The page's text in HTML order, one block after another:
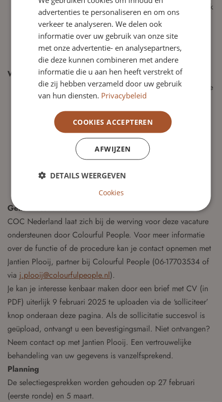
Een netwerk binnen maatschappelijke organisaties, politiek
en/of fondsenwerving;
Inzicht in de dynamiek van vrijwilligersorganisaties;
Een stevige persoonlijkheid met verbindende kwaliteiten,
die niet terugschrikt van weerstand.
Wat bieden wij?
Een dynamische omgeving waarin je een maatschappelijke
impact kunt hebben en je persoonlijke en professionele
horizon kunt verbreden.
Een rol waarin je strategisch bijdraagt aan lhbti+-
emancipatie, zowel nationaal als internationaal.
De mogelijkheid om je netwerk uit te breiden en een
Een vrijwilligersfunctie met onkostenvergoeding en veel
ruimte voor persoonlijke groei.
Geïnteresseerd?
COC Nederland laat zich bij de werving voor deze vacature
ondersteunen door Colourful People. Voor meer informatie
over de functie of de procedure kan je contact opnemen met
Jantien Plooij, partner bij Colourful People (06-17703534 of
via j.plooij@colourfulpeople.nl).
Je kan je interesse kenbaar maken door een brief met CV (in
PDF) uiterlijk 9 februari 2025 te uploaden via de ‘solliciteer’
knop onderaan deze pagina. Als de sollicitatie succesvol is
geüpload, ontvangt u een bevestigingsmail. Niet ontvangen?
Neem contact op met Jantien Plooij. Een vertrouwelijke
behandeling van uw gegevens is vanzelfsprekend.
Planning
De selectiegesprekken worden gehouden op 27 februari
(eerste ronde) en 5 maart.
advertenties te personaliseren en om ons
verkeer te analyseren. We delen ook
informatie over uw gebruik van onze site
met onze advertentie- en analysepartners,
die deze kunnen combineren met andere
informatie die u aan hen heeft verstrekt of
die zij hebben verzameld door uw gebruik
van hun diensten. Privacybeleid
COOKIES ACCEPTEREN
AFWIJZEN
DETAILS WEERGEVEN
Cookies